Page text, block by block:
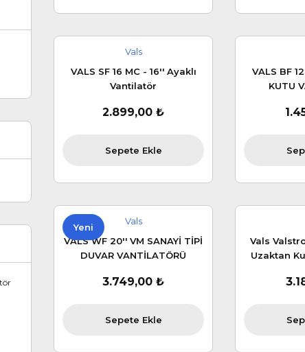
Vals
VALS SF 16 MC - 16'' Ayaklı
Vantilatör
2.899,00 ₺
Sepete Ekle
VALS BF
KUTU
Yeni
Vals
VALS WF 20'' VM SANAYİ TİPİ
DUVAR VANTİLATÖRÜ
3.749,00 ₺
Sepete Ekle
Vals
Uzaktan
renk